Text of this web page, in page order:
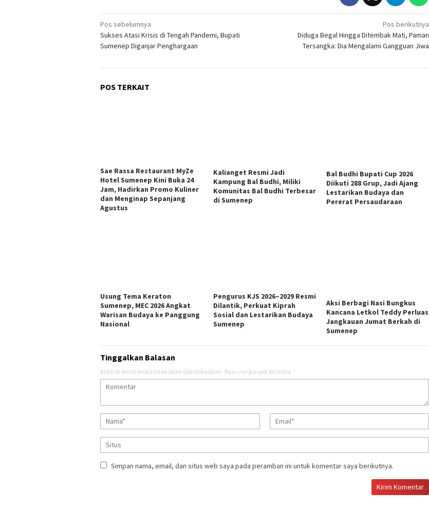
Navigasi
pos
Pos sebelumnya
Sukses Atasi Krisis di Tengah Pandemi, Bupati
Sumenep Diganjar Penghargaan
Pos berikutnya
Diduga Begal Hingga Ditembak Mati, Paman
Tersangka: Dia Mengalami Gangguan Jiwa
POS TERKAIT
Sae Rassa Restaurant MyZe
Hotel Sumenep Kini Buka 24
Jam, Hadirkan Promo Kuliner
dan Menginap Sepanjang
Agustus
Kalianget Resmi Jadi
Kampung Bal Budhi, Miliki
Komunitas Bal Budhi Terbesar
di Sumenep
Bal Budhi Bupati Cup 2026
Diikuti 288 Grup, Jadi Ajang
Lestarikan Budaya dan
Pererat Persaudaraan
Usung Tema Keraton
Sumenep, MEC 2026 Angkat
Warisan Budaya ke Panggung
Nasional
Pengurus KJS 2026–2029 Resmi
Dilantik, Perkuat Kiprah
Sosial dan Lestarikan Budaya
Sumenep
Aksi Berbagi Nasi Bungkus
Kancana Letkol Teddy Perluas
Jangkauan Jumat Berkah di
Sumenep
Tinggalkan Balasan
Alamat email Anda tidak akan dipublikasikan. Ruas yang wajib ditandai *
Simpan nama, email, dan situs web saya pada peramban ini untuk komentar saya berikutnya.